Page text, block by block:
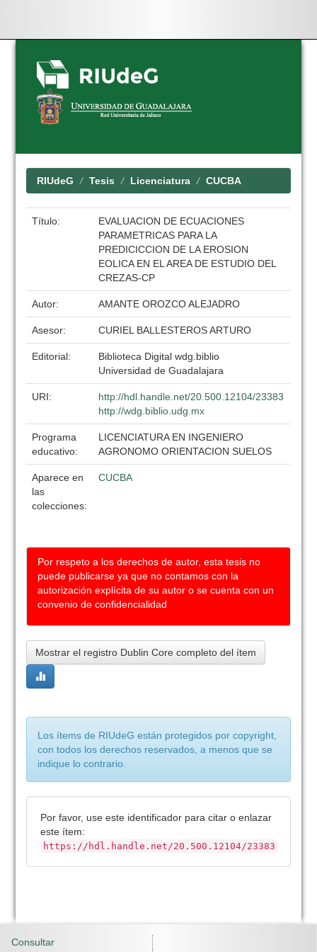
Skip
navigation
RIUdeG Tesis Licenciatura CUCBA
Título:
EVALUACION DE ECUACIONES
PARAMETRICAS PARA LA
PREDICICCION DE LA EROSION
EOLICA EN EL AREA DE ESTUDIO DEL
CREZAS-CP
Autor: AMANTE OROZCO ALEJADRO
Asesor: CURIEL BALLESTEROS ARTURO
Editorial:
Biblioteca Digital wdg.biblio
Universidad de Guadalajara
URI:
http://hdl.handle.net/20.500.12104/23383
http://wdg.biblio.udg.mx
Programa
educativo:
LICENCIATURA EN INGENIERO
AGRONOMO ORIENTACION SUELOS
Aparece en
las
colecciones:
CUCBA
Por respeto a los derechos de autor, esta tesis no
puede publicarse ya que no contamos con la
autorización explícita de su autor o se cuenta con un
convenio de confidencialidad
Mostrar el registro Dublin Core completo del ítem
Los ítems de RIUdeG están protegidos por copyright,
con todos los derechos reservados, a menos que se
indique lo contrario.
Por favor, use este identificador para citar o enlazar
este ítem:
https://hdl.handle.net/20.500.12104/23383
Consultar